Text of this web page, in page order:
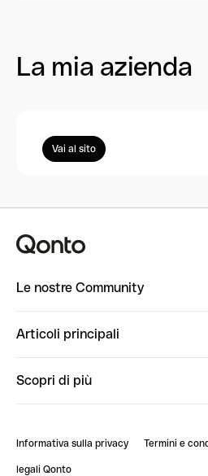
La mia azienda
Vai al sito
Le nostre Community
PowerUp
Articoli principali
StrongHer Mentorship | Notion:
Scopri di più
Blog
Informativa sulla privacy Termini e
legali Qonto